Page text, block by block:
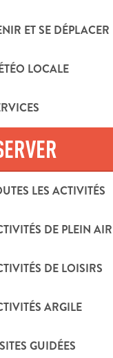
ET SE DÉPLACER
LOCALE
LES ACTIVITÉS
DE PLEIN AIR
DE LOISIRS
ARGILE
GUIDÉES
sud et la
DE CHÈVRES...